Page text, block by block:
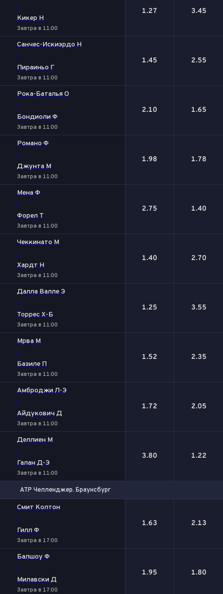
-
Кикер Н
Завтра в 11:00
1.27 3.45
Санчес-Искиэрдо Н
-
Пираиньо Г
Завтра в 11:00
1.45 2.55
Рока-Баталья О
-
Бондиоли Ф
Завтра в 11:00
2.10 1.65
Романо Ф
-
Джунта М
Завтра в 11:00
1.98 1.78
Мена Ф
-
Форел Т
Завтра в 11:00
2.75 1.40
Чеккинато М
-
Хардт Н
Завтра в 11:00
1.40 2.70
Далла Валле Э
-
Торрес Х-Б
Завтра в 11:00
1.25 3.55
Мрва М
-
Базиле П
Завтра в 11:00
1.52 2.35
Амброджи Л-Э
-
Айдукович Д
Завтра в 11:00
1.72 2.05
Деллиен М
-
Галан Д-Э
Завтра в 11:00
3.80 1.22
ATP Челленджер. Браунсбург
Смит Колтон
-
Гилл Ф
Завтра в 17:00
1.63 2.13
Балшоу Ф
-
Милавски Д
Завтра в 17:00
1.95 1.80